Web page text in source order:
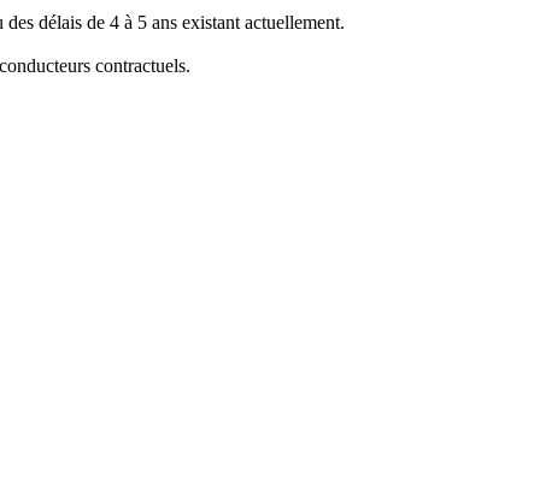
délais de 4 à 5 ans existant actuellement.
contractuels.